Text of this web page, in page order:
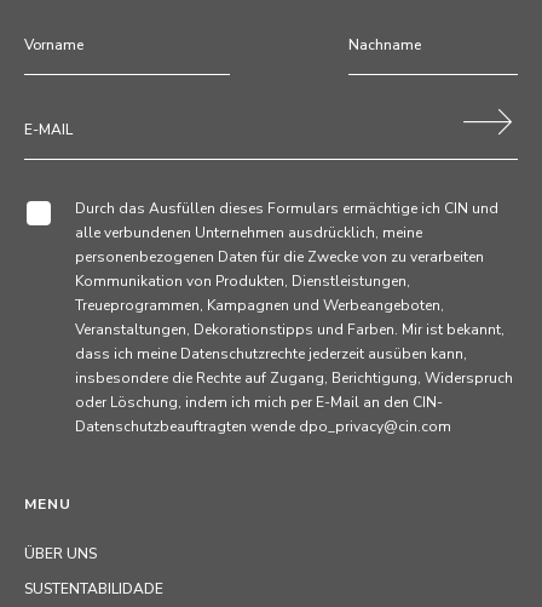
MENU
ÜBER UNS
SUSTENTABILIDADE
Durch das Ausfüllen dieses Formulars ermächtige ich CIN und
alle verbundenen Unternehmen ausdrücklich, meine
personenbezogenen Daten für die Zwecke von zu verarbeiten
Kommunikation von Produkten, Dienstleistungen,
Treueprogrammen, Kampagnen und Werbeangeboten,
Veranstaltungen, Dekorationstipps und Farben. Mir ist bekannt,
dass ich meine Datenschutzrechte jederzeit ausüben kann,
insbesondere die Rechte auf Zugang, Berichtigung, Widerspruch
oder Löschung, indem ich mich per E-Mail an den CIN-
Datenschutzbeauftragten wende dpo_privacy@cin.com